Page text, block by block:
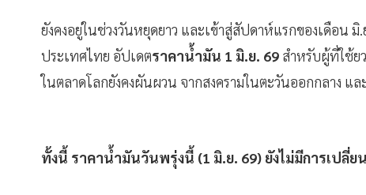
ยังคงอยู่ในช่วงวันหยุดยาว และเข้าสู่สัปดาห์แรกของเดือน
ประเทศไทย อัปเดตราคาน้ำมัน 1 มิ.ย. 69 สำหรับผู้ที่ใช้ย
ในตลาดโลกยังคงผันผวน จากสงครามในตะวันออกกลาง แล
ทั้งนี้ ราคาน้ำมันวันพรุ่งนี้ (1 มิ.ย. 69) ยังไม่มีการเปลี่